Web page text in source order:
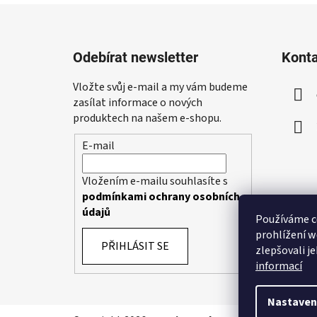
Používáme
prohlížení
zlepšovali
informací
Odebírat newsletter
Vložte svůj e-mail a my vám budeme
zasílat informace o nových
produktech na našem e-shopu.
E-mail
Vložením e-mailu souhlasíte s
podmínkami ochrany osobních
údajů
PŘIHLÁSIT SE